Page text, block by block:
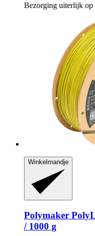
Bezorging uiterlijk op
Winkelmandje
Polymaker
/ 1000 g